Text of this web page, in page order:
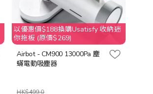
以優惠價$188換購Usatisfy 收納迷
你拖板 (原價$269)
Airbot - CM900 13000Pa 塵
蟎電動吸塵器
HK$499.0